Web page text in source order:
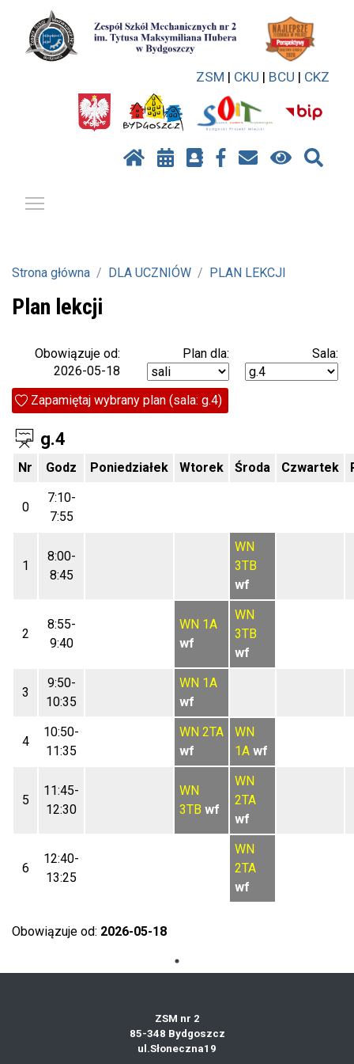
ZSM | CKU | BCU | CKZ
Strona główna DLA UCZNIÓW PLAN LEKCJI
Plan lekcji
Obowiązuje od:
2026-05-18
Plan dla: Sala:
Zapamiętaj wybrany plan (sala: g.4)
g.4
Nr Godz Poniedziałek Wtorek Środa Czwartek
0
7:10-
7:55
1
8:00-
8:45
WN
3TB
wf
2
8:55-
9:40
WN 1A
wf
WN
3TB
wf
3
9:50-
10:35
WN 1A
wf
4
10:50-
11:35
WN 2TA
wf
WN
1A wf
5
11:45-
12:30
WN
3TB wf
WN
2TA
wf
6
12:40-
13:25
WN
2TA
wf
Obowiązuje od: 2026-05-18
ZSM nr 2
85-348 Bydgoszcz
ul.Słoneczna19